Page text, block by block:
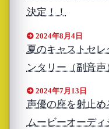
決定！！
2024年8月4日
夏のキャストセ
ンタリー（副音
2024年7月13日
声優の座を射止
ムービーオーデ